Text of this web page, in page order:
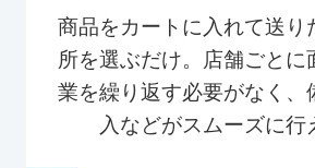
商品をカートに入れて送り
所を選ぶだけ。店舗ごとに
業を繰り返す必要がなく、
入などがスムーズに行